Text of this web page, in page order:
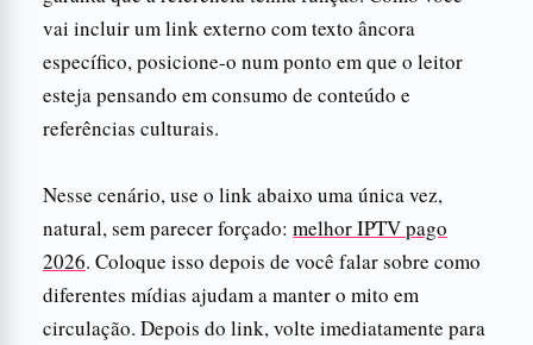
vai incluir um link externo com texto âncora
específico, posicione-o num ponto em que o leitor
esteja pensando em consumo de conteúdo e
referências culturais.
Nesse cenário, use o link abaixo uma única vez,
natural, sem parecer forçado: melhor IPTV pago
2026. Coloque isso depois de você falar sobre como
diferentes mídias ajudam a manter o mito em
circulação. Depois do link, volte imediatamente para